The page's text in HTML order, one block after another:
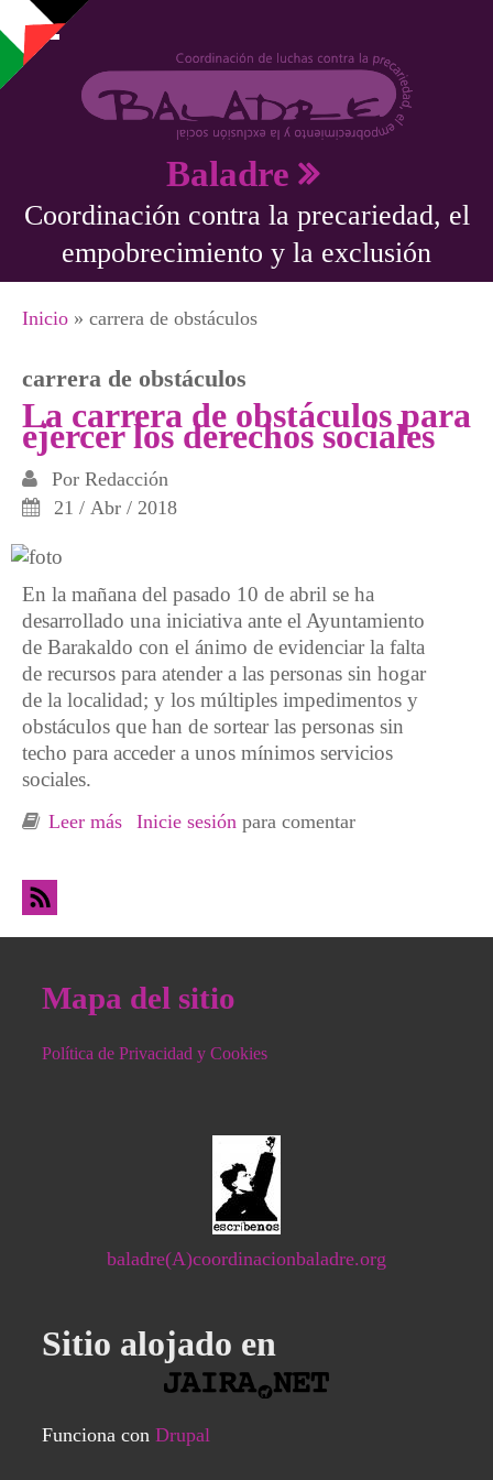
Pasar al contenido principal
Baladre
Coordinación contra la precariedad, el
empobrecimiento y la exclusión
Se encuentra usted aquí
Inicio » carrera de obstáculos
carrera de obstáculos
La carrera de obstáculos para
ejercer los derechos sociales
Por Redacción
21 / Abr / 2018
En la mañana del pasado 10 de abril se ha
desarrollado una iniciativa ante el Ayuntamiento
de Barakaldo con el ánimo de evidenciar la falta
de recursos para atender a las personas sin hogar
de la localidad; y los múltiples impedimentos y
obstáculos que han de sortear las personas sin
techo para acceder a unos mínimos servicios
sociales.
Leer más sobre La carrera de obstáculos para ejercer los
Inicie sesión para comentar
Mapa del sitio
Política de Privacidad y Cookies
baladre(A)coordinacionbaladre.org
Sitio alojado en
Funciona con Drupal